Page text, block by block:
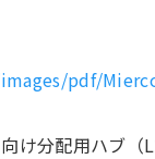
pdf/
け分配用ハブ（